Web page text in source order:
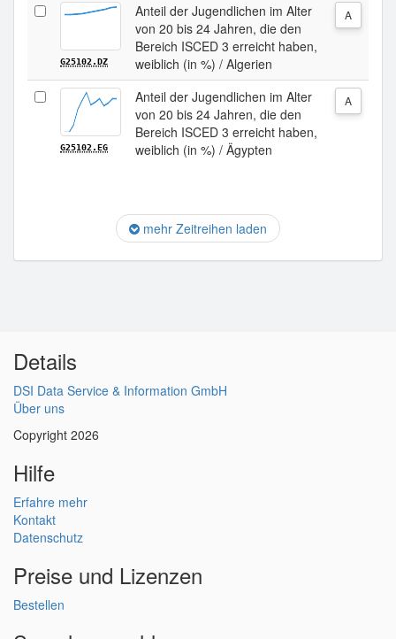
G25102.DZ
Anteil der Jugendlichen im Alter
von 20 bis 24 Jahren, die den
Bereich ISCED 3 erreicht haben,
weiblich (in %) / Algerien
A
G25102.EG
Anteil der Jugendlichen im Alter
von 20 bis 24 Jahren, die den
Bereich ISCED 3 erreicht haben,
weiblich (in %) / Ägypten
A
mehr Zeitreihen laden
Details
DSI Data Service & Information GmbH
Über uns
Copyright 2026
Hilfe
Erfahre mehr
Kontakt
Datenschutz
Preise und Lizenzen
Bestellen